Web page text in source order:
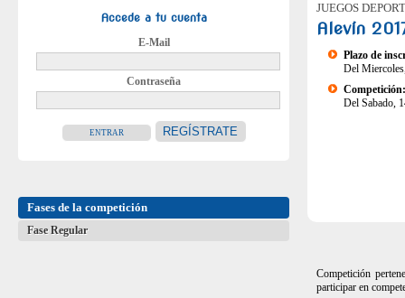
Accede a tu cuenta
E-Mail
Contraseña
REGÍSTRATE
Fases de la competición
Fase Regular
JUEGOS
Alevín
Plazo de
Del
Competición:
Del Sabado,
Competición
participar en